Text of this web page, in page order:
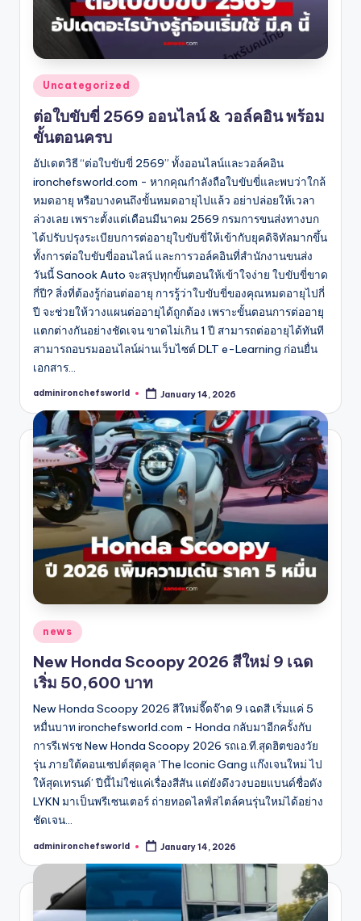
Posted
in
Uncategorized
ต่อใบขับขี่ 2569 ออนไลน์ & วอล์คอิน พร้อม
ขั้นตอนครบ
อัปเดตวิธี “ต่อใบขับขี่ 2569” ทั้งออนไลน์และวอล์คอิน
ironchefsworld.com - หากคุณกำลังถือใบขับขี่และพบว่าใกล้
หมดอายุ หรือบางคนถึงขั้นหมดอายุไปแล้ว อย่าปล่อยให้เวลา
ล่วงเลย เพราะตั้งแต่เดือนมีนาคม 2569 กรมการขนส่งทางบก
ได้ปรับปรุงระเบียบการต่ออายุใบขับขี่ให้เข้ากับยุคดิจิทัลมากขึ้น
ทั้งการต่อใบขับขี่ออนไลน์ และการวอล์คอินที่สำนักงานขนส่ง
วันนี้ Sanook Auto จะสรุปทุกขั้นตอนให้เข้าใจง่าย ใบขับขี่ขาด
กี่ปี? สิ่งที่ต้องรู้ก่อนต่ออายุ การรู้ว่าใบขับขี่ของคุณหมดอายุไปกี่
ปี จะช่วยให้วางแผนต่ออายุได้ถูกต้อง เพราะขั้นตอนการต่ออายุ
แตกต่างกันอย่างชัดเจน ขาดไม่เกิน 1 ปี สามารถต่ออายุได้ทันที
สามารถอบรมออนไลน์ผ่านเว็บไซต์ DLT e-Learning ก่อนยื่น
เอกสาร…
Posted
adminironchefsworld January 14, 2026
Posted
in
news
New Honda Scoopy 2026 สีใหม่ 9 เฉด
เริ่ม 50,600 บาท
New Honda Scoopy 2026 สีใหม่จี๊ดจ๊าด 9 เฉดสี เริ่มแค่ 5
หมื่นบาท ironchefsworld.com - Honda กลับมาอีกครั้งกับ
การรีเฟรช New Honda Scoopy 2026 รถเอ.ที.สุดฮิตของวัย
รุ่น ภายใต้คอนเซปต์สุดคูล ‘The Iconic Gang แก๊งเจนใหม่ ไป
ให้สุดเทรนด์’ ปีนี้ไม่ใช่แค่เรื่องสีสัน แต่ยังดึงวงบอยแบนด์ชื่อดัง
LYKN มาเป็นพรีเซนเตอร์ ถ่ายทอดไลฟ์สไตล์คนรุ่นใหม่ได้อย่าง
ชัดเจน…
Posted
adminironchefsworld January 14, 2026